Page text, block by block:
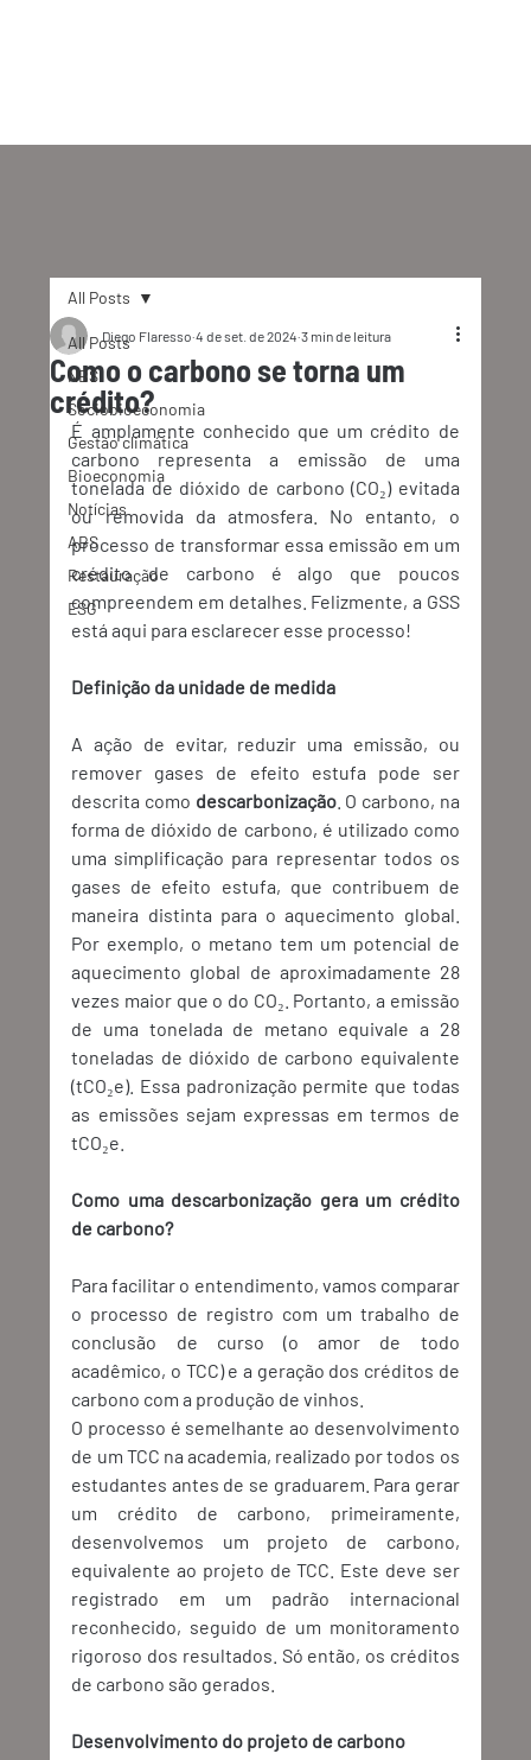
All Posts
NBS
Sociobioeconomia
Gestão climática
Bioeconomia
Notícias
ABS
Restauração
ESG
All Posts
Como o carbono se torna um
crédito?
Diego Flaresso 4 de set. de 2024 3 min de leitura
É amplamente conhecido que um crédito de
carbono representa a emissão de uma
tonelada de dióxido de carbono (CO₂) evitada
ou removida da atmosfera. No entanto, o
processo de transformar essa emissão em um
crédito de carbono é algo que poucos
compreendem em detalhes. Felizmente, a GSS
está aqui para esclarecer esse processo!
Definição da unidade de medida
A ação de evitar, reduzir uma emissão, ou
remover gases de efeito estufa pode ser
descrita como descarbonização. O carbono, na
forma de dióxido de carbono, é utilizado como
uma simplificação para representar todos os
gases de efeito estufa, que contribuem de
maneira distinta para o aquecimento global.
Por exemplo, o metano tem um potencial de
aquecimento global de aproximadamente 28
vezes maior que o do CO₂. Portanto, a emissão
de uma tonelada de metano equivale a 28
toneladas de dióxido de carbono equivalente
(tCO₂e). Essa padronização permite que todas
as emissões sejam expressas em termos de
tCO₂e.
Como uma descarbonização gera um crédito
de carbono?
Para facilitar o entendimento, vamos comparar
o processo de registro com um trabalho de
conclusão de curso (o amor de todo
acadêmico, o TCC) e a geração dos créditos de
carbono com a produção de vinhos.
O processo é semelhante ao desenvolvimento
de um TCC na academia, realizado por todos os
estudantes antes de se graduarem. Para gerar
um crédito de carbono, primeiramente,
desenvolvemos um projeto de carbono,
equivalente ao projeto de TCC. Este deve ser
registrado em um padrão internacional
reconhecido, seguido de um monitoramento
rigoroso dos resultados. Só então, os créditos
de carbono são gerados.
Desenvolvimento do projeto de carbono